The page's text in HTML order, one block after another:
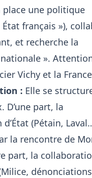
place une politique
français »),
et recherche la
».
Vichy et la
: Elle se
D’une part, la
(Pétain,
la rencontre de
part, la